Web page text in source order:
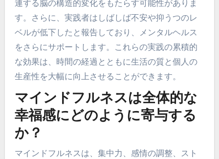
連する脳の構造的変化をもたらす可能性がありま
す。さらに、実践者はしばしば不安や抑うつのレ
ベルが低下したと報告しており、メンタルヘルス
をさらにサポートします。これらの実践の累積的
な効果は、時間の経過とともに生活の質と個人の
生産性を大幅に向上させることができます。
マインドフルネスは全体的な
幸福感にどのように寄与する
か？
マインドフルネスは、集中力、感情の調整、スト